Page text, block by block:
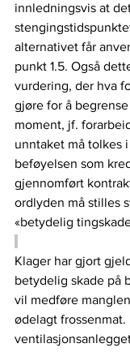
innledningsvis at
alternativet får
punkt 1.5. Også
vurdering, der hva
gjøre for å
moment, jf.
unntaket må tolkes
beføyelsen som
gjennomført
ordlyden må stilles
«betydelig
Klager har gjort
betydelig skade på
vil medføre
ødelagt